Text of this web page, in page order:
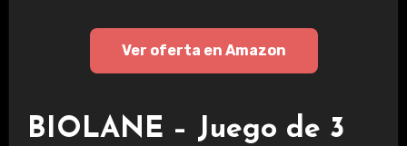
Ver oferta en Amazon
BIOLANE – Juego de 3